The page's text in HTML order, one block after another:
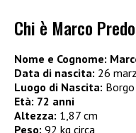
Chi è Marco
Nome e Cognome:
Data di nascita: 26
Luogo di Nascita:
Età: 72 anni
Altezza: 1,87 cm
Peso: 92 kg circa